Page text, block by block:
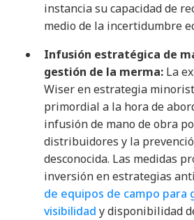
instancia su capacidad de
medio de la incertidumbre
Infusión estratégica de
gestión de la merma: La
Wiser en estrategia
primordial a la hora de
infusión de mano de obra
distribuidores y la
desconocida. Las medidas
inversión en estrategias
de equipos de campo para
visibilidad y disponibilidad